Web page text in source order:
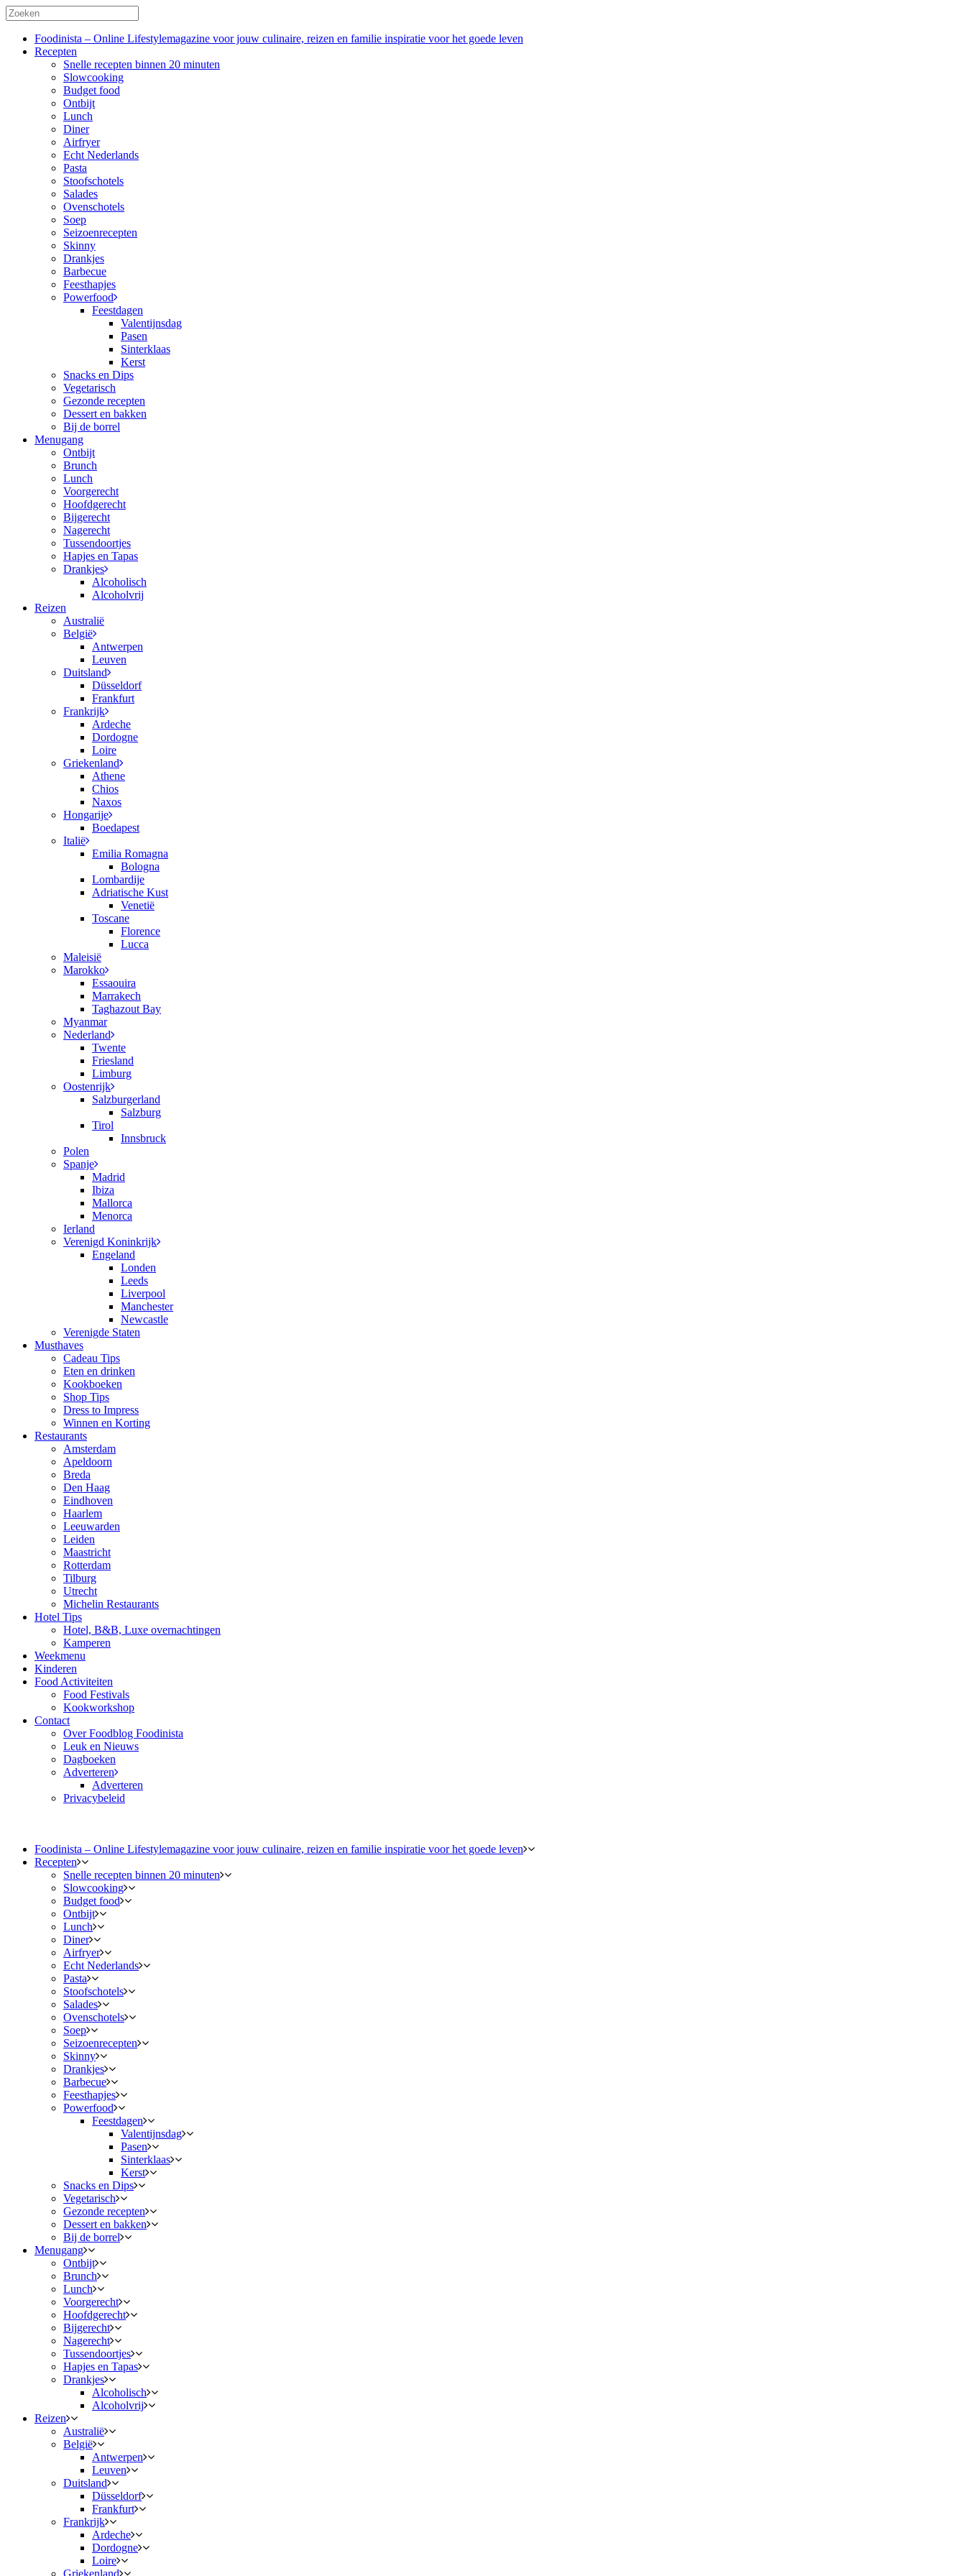
Foodinista – Online Lifestylemagazine voor jouw culinaire, reizen en familie inspiratie voor het goede leven
Recepten
Snelle recepten binnen 20 minuten
Slowcooking
Budget food
Ontbijt
Lunch
Diner
Airfryer
Echt Nederlands
Pasta
Stoofschotels
Salades
Ovenschotels
Soep
Seizoenrecepten
Skinny
Drankjes
Barbecue
Feesthapjes
Powerfood
Feestdagen
Valentijnsdag
Pasen
Sinterklaas
Kerst
Snacks en Dips
Vegetarisch
Gezonde recepten
Dessert en bakken
Bij de borrel
Menugang
Ontbijt
Brunch
Lunch
Voorgerecht
Hoofdgerecht
Bijgerecht
Nagerecht
Tussendoortjes
Hapjes en Tapas
Drankjes
Alcoholisch
Alcoholvrij
Reizen
Australië
België
Antwerpen
Leuven
Duitsland
Düsseldorf
Frankfurt
Frankrijk
Ardeche
Dordogne
Loire
Griekenland
Athene
Chios
Naxos
Hongarije
Boedapest
Italië
Emilia Romagna
Bologna
Lombardije
Adriatische Kust
Venetië
Toscane
Florence
Lucca
Maleisië
Marokko
Essaouira
Marrakech
Taghazout Bay
Myanmar
Nederland
Twente
Friesland
Limburg
Oostenrijk
Salzburgerland
Salzburg
Tirol
Innsbruck
Polen
Spanje
Madrid
Ibiza
Mallorca
Menorca
Ierland
Verenigd Koninkrijk
Engeland
Londen
Leeds
Liverpool
Manchester
Newcastle
Verenigde Staten
Musthaves
Cadeau Tips
Eten en drinken
Kookboeken
Shop Tips
Dress to Impress
Winnen en Korting
Restaurants
Amsterdam
Apeldoorn
Breda
Den Haag
Eindhoven
Haarlem
Leeuwarden
Leiden
Maastricht
Rotterdam
Tilburg
Utrecht
Michelin Restaurants
Hotel Tips
Hotel, B&B, Luxe overnachtingen
Kamperen
Weekmenu
Kinderen
Food Activiteiten
Food Festivals
Kookworkshop
Contact
Over Foodblog Foodinista
Leuk en Nieuws
Dagboeken
Adverteren
Adverteren
Privacybeleid
Foodinista – Online Lifestylemagazine voor jouw culinaire, reizen en familie inspiratie voor het goede leven
Recepten
Snelle recepten binnen 20 minuten
Slowcooking
Budget food
Ontbijt
Lunch
Diner
Airfryer
Echt Nederlands
Pasta
Stoofschotels
Salades
Ovenschotels
Soep
Seizoenrecepten
Skinny
Drankjes
Barbecue
Feesthapjes
Powerfood
Feestdagen
Valentijnsdag
Pasen
Sinterklaas
Kerst
Snacks en Dips
Vegetarisch
Gezonde recepten
Dessert en bakken
Bij de borrel
Menugang
Ontbijt
Brunch
Lunch
Voorgerecht
Hoofdgerecht
Bijgerecht
Nagerecht
Tussendoortjes
Hapjes en Tapas
Drankjes
Alcoholisch
Alcoholvrij
Reizen
Australië
België
Antwerpen
Leuven
Duitsland
Düsseldorf
Frankfurt
Frankrijk
Ardeche
Dordogne
Loire